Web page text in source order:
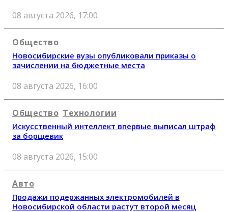
08 августа 2026, 17:00
Общество
Новосибирские вузы опубликовали приказы о
зачислении на бюджетные места
08 августа 2026, 16:00
Общество Технологии
Искусственный интеллект впервые выписал штраф
за борщевик
08 августа 2026, 15:00
Авто
Продажи подержанных электромобилей в
Новосибирской области растут второй месяц